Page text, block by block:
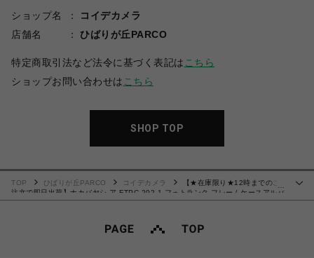
ショップ名
コイデカメラ
店舗名
ひばりが丘PARCO
特定商取引法など法令に基づく表記は こちら
ショップお問い合わせは こちら
SHOP TOP
…
TOP ひばりが丘PARCO コイデカメラ
【★在庫限り★12時までのご
注文で即日出荷】ナカバヤシ ア-FTPC-202-1 フォトランク フレームケースアルバ
ム スヌーピー L判1段60枚 ピンク